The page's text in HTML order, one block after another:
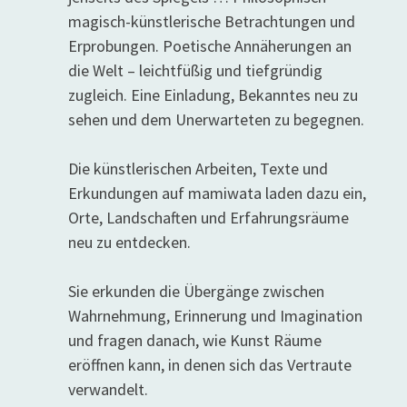
magisch-künstlerische Betrachtungen und
Erprobungen. Poetische Annäherungen an
die Welt – leichtfüßig und tiefgründig
zugleich. Eine Einladung, Bekanntes neu zu
sehen und dem Unerwarteten zu begegnen.
Die künstlerischen Arbeiten, Texte und
Erkundungen auf mamiwata laden dazu ein,
Orte, Landschaften und Erfahrungsräume
neu zu entdecken.
Sie erkunden die Übergänge zwischen
Wahrnehmung, Erinnerung und Imagination
und fragen danach, wie Kunst Räume
eröffnen kann, in denen sich das Vertraute
verwandelt.